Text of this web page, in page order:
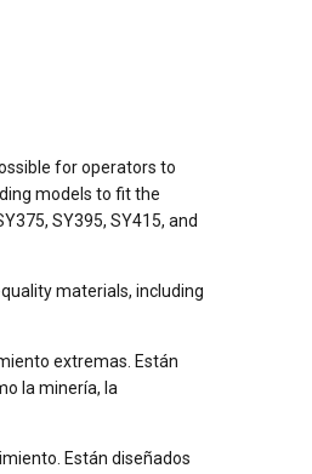
for operators to
models to fit the
SY395, SY415, and
materials, including
extremas. Están
la minería, la
Están diseñados